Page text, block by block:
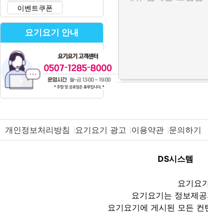
이벤트쿠폰
요기요기 안내
개인정보처리방침 요기요기 광고 이용약관 문의하기
DS시스템
요기요
요기요기는 정보제
요기요기에 게시된 모든